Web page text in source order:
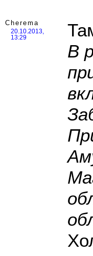
Cherema
20.10.2013,
13:29
В